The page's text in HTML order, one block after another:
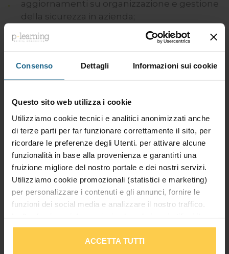
Consenso Dettagli Informazioni sui cookie
Questo sito web utilizza i cookie
Utilizziamo cookie tecnici e analitici anonimizzati anche
di terze parti per far funzionare correttamente il sito, per
ricordare le preferenze degli Utenti. per attivare alcune
funzionalità in base alla provenienza e garantirti una
fruizione migliore del nostro portale e dei nostri servizi.
Utilizziamo cookie promozionali (statistici e marketing)
per personalizzare i contenuti e gli annunci, fornire le
funzioni dei social media e analizzare il nostro traffico.
nostro sito ai nostri partner che si occupano di analisi dei
dati web, pubblicità e social media, i quali potrebbero
ACCETTA TUTTI
aggiornamenti su organizzazione e gestione
della sicurezza in azienda;
fonti di rischio e relative misure di
Riferimenti normativi
Conferenza permanente per i rapporti tra lo
Stato, le Regioni e le Province Autonome,
Accordo n. 59 del 17 aprile 2025.
Decreto Legislativo 9 aprile 2008 n. 81, articolo
L'utente durante la fruizione del corsoe-
learningè accompagnato da indicazioni di
orientamento che precisano sia la sua posizione
lezione che sta per iniziare.